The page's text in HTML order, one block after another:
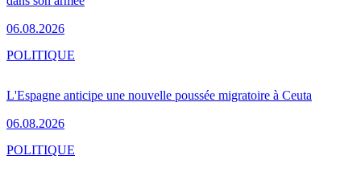
06.08.2026
L'Espagne anticipe une nouvelle poussée migratoire à Ceuta
06.08.2026
POLITIQUE
POLITIQUE